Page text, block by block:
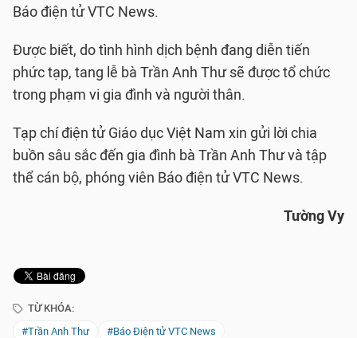
Báo điện tử VTC News.
Được biết, do tình hình dịch bệnh đang diễn tiến
phức tạp, tang lễ bà Trần Anh Thư sẽ được tổ chức
trong phạm vi gia đình và người thân.
Tạp chí điện tử Giáo dục Việt Nam xin gửi lời chia
buồn sâu sắc đến gia đình bà Trần Anh Thư và tập
thể cán bộ, phóng viên Báo điện tử VTC News.
Tường Vy
TỪ KHÓA:
#Trần Anh Thư
#Báo Điện tử VTC News